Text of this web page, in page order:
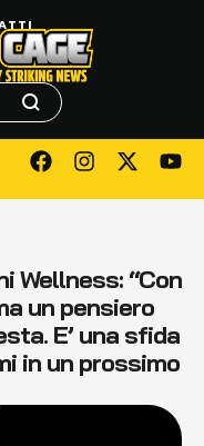
Wellness: “Con
un pensiero
E’ una sfida
in un prossimo